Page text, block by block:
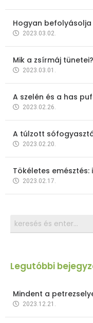
Hogyan
2023.03.02.
Mik a zsírmáj tünetei?
2023.03.01.
A szelén és a has
2023.02.26.
A túlzott
2023.02.20.
Tökéletes
2023.02.17.
Legutóbbi
Mindent a
2023.12.21.